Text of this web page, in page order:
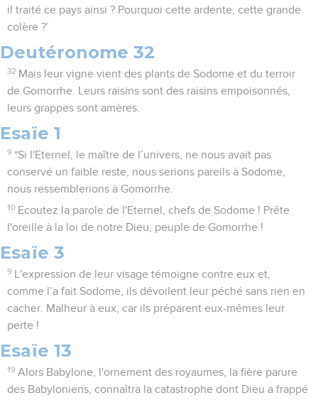
il traité ce pays ainsi ? Pourquoi cette ardente, cette grande
colère ?’
Deutéronome 32
32 Mais leur vigne vient des plants de Sodome et du terroir
de Gomorrhe. Leurs raisins sont des raisins empoisonnés,
leurs grappes sont amères.
Esaïe 1
9 *Si l'Eternel, le maître de l’univers, ne nous avait pas
conservé un faible reste, nous serions pareils à Sodome,
nous ressemblerions à Gomorrhe.
10 Ecoutez la parole de l'Eternel, chefs de Sodome ! Prête
l'oreille à la loi de notre Dieu, peuple de Gomorrhe !
Esaïe 3
9
L'expression de leur visage témoigne contre eux et,
comme l’a fait Sodome, ils dévoilent leur péché sans rien en
cacher. Malheur à eux, car ils préparent eux-mêmes leur
perte !
Esaïe 13
19 Alors Babylone, l'ornement des royaumes, la fière parure
des Babyloniens, connaîtra la catastrophe dont Dieu a frappé